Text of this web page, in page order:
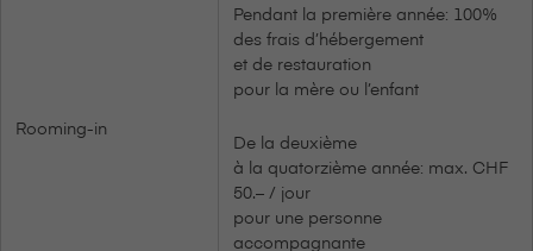
Rooming-in
Pendant la première année: 100%
des frais d’hébergement
et de restauration
pour la mère ou l’enfant
De la deuxième
à la quatorzième année: max. CHF
50.– / jour
pour une personne
accompagnante